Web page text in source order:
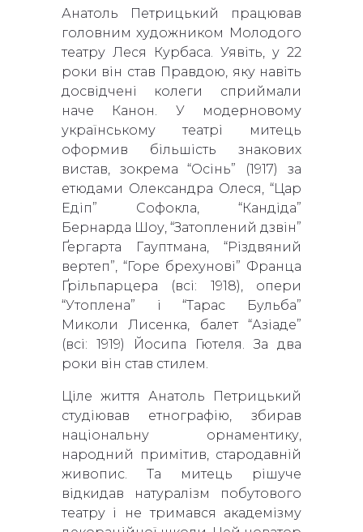
Анатоль Петрицький працював
головним художником Молодого
театру Леся Курбаса. Уявіть, у 22
роки він став Правдою, яку навіть
досвідчені колеги сприймали
наче Канон. У модерновому
українському театрі митець
оформив більшість знакових
вистав, зокрема “Осінь” (1917) за
етюдами Олександра Олеся, “Цар
Едіп” Софокла, “Кандіда”
Бернарда Шоу, “Затоплений дзвін”
Ґергарта Гауптмана, “Різдвяний
вертеп”, “Горе брехунові” Франца
Ґрільпарцера (всі: 1918), опери
“Утоплена” і “Тарас Бульба”
Миколи Лисенка, балет “Азіаде”
(всі: 1919) Йосипа Гютеля. За два
роки він став стилем.
Ціле життя Анатоль Петрицький
студіював етнографію, збирав
національну орнаментику,
народний примітив, стародавній
живопис. Та митець рішуче
відкидав натуралізм побутового
театру і не тримався академізму